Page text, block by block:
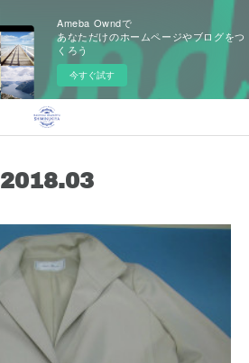
Ameba Owndで
あなただけのホームページやブログをつ
くろう
今すぐ試す
2018.03